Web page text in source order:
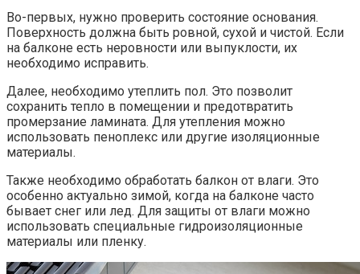
Во-первых, нужно проверить состояние основания.​
Поверхность должна быть ровной, сухой и чистой.​ Если
на балконе есть неровности или выпуклости, их
необходимо исправить.​
Далее, необходимо утеплить пол.​ Это позволит
сохранить тепло в помещении и предотвратить
промерзание ламината. Для утепления можно
использовать пеноплекс или другие изоляционные
материалы.​
Также необходимо обработать балкон от влаги.​ Это
особенно актуально зимой, когда на балконе часто
бывает снег или лед.​ Для защиты от влаги можно
использовать специальные гидроизоляционные
материалы или пленку.​